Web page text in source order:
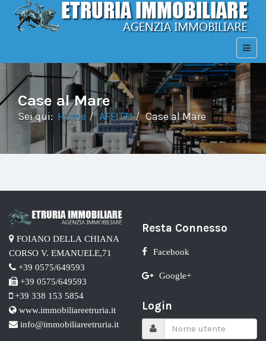
Case al Mare
Sei qui: Home AFFITTI Case al Mare
FOIANO DELLA CHIANA
CORSO V. EMANUELE,71
+39 0575/649593
+39 0575/649593
+39 338 153 5854
www.immobiliareetruria.it
info@immobiliareetruria.it
Resta Connesso
Facebook
Google+
Login